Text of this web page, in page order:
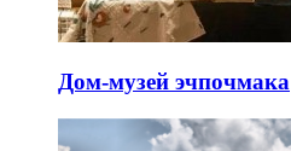
Дом-музей эчпочмака